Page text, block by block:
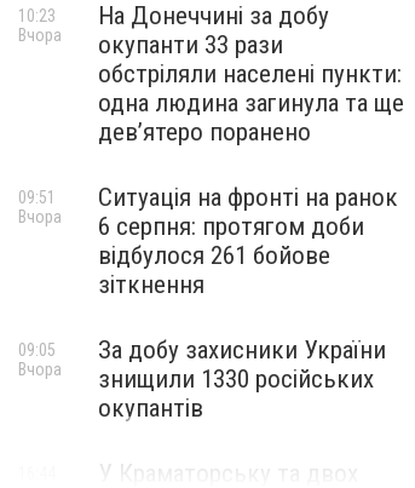
На Донеччині за добу
окупанти 33 рази
обстріляли населені пункти:
одна людина загинула та ще
девʼятеро поранено
10:23
Вчора
Ситуація на фронті на ранок
6 серпня: протягом доби
відбулося 261 бойове
зіткнення
09:51
Вчора
За добу захисники України
знищили 1330 російських
окупантів
09:05
Вчора
У Краматорську та двох